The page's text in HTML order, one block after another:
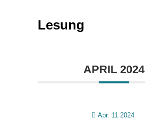
Lesung
APRIL 2024
Apr. 11 2024